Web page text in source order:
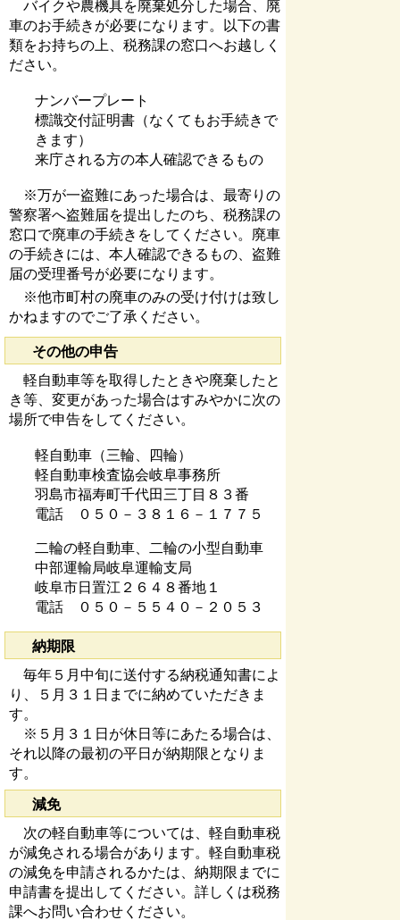
バイクや農機具を廃棄処分した場合、廃
車のお手続きが必要になります。以下の書
類をお持ちの上、税務課の窓口へお越しく
ださい。
ナンバープレート
標識交付証明書（なくてもお手続きで
きます）
来庁される方の本人確認できるもの
※万が一盗難にあった場合は、最寄りの
警察署へ盗難届を提出したのち、税務課の
窓口で廃車の手続きをしてください。廃車
の手続きには、本人確認できるもの、盗難
届の受理番号が必要になります。
※他市町村の廃車のみの受け付けは致し
かねますのでご了承ください。
その他の申告
軽自動車等を取得したときや廃棄したと
き等、変更があった場合はすみやかに次の
場所で申告をしてください。
軽自動車（三輪、四輪）
軽自動車検査協会岐阜事務所
羽島市福寿町千代田三丁目８３番
電話 ０５０－３８１６－１７７５
二輪の軽自動車、二輪の小型自動車
中部運輸局岐阜運輸支局
岐阜市日置江２６４８番地１
電話 ０５０－５５４０－２０５３
納期限
毎年５月中旬に送付する納税通知書によ
り、５月３１日までに納めていただきま
す。
※５月３１日が休日等にあたる場合は、
それ以降の最初の平日が納期限となりま
す。
減免
次の軽自動車等については、軽自動車税
が減免される場合があります。軽自動車税
の減免を申請されるかたは、納期限までに
申請書を提出してください。詳しくは税務
課へお問い合わせください。